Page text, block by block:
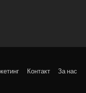
Контакт За нас